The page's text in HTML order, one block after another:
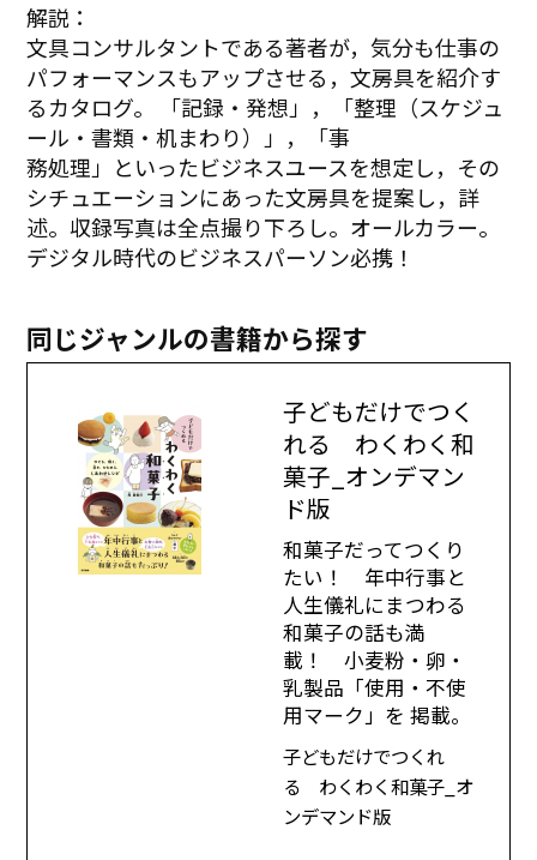
解説：
文具コンサルタントである著者が，気分も仕事の
パフォーマンスもアップさせる，文房具を紹介す
るカタログ。 「記録・発想」，「整理（スケジュ
ール・書類・机まわり）」，「事
務処理」といったビジネスユースを想定し，その
シチュエーションにあった文房具を提案し，詳
述。収録写真は全点撮り下ろし。オールカラー。
デジタル時代のビジネスパーソン必携！
同じジャンルの書籍から探す
子どもだけでつく
れる わくわく和
菓子_オンデマン
ド版
和菓子だってつくり
たい！ 年中行事と
人生儀礼にまつわる
和菓子の話も満
載！ 小麦粉・卵・
乳製品「使用・不使
用マーク」を 掲載。
子どもだけでつくれ
る わくわく和菓子_オ
ンデマンド版